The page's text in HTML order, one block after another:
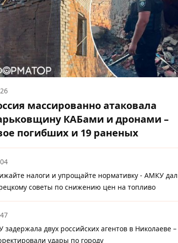
массированно атаковала
КАБами и дронами –
погибших и 19 раненых
налоги и упрощайте нормативку - АМКУ дал
советы по снижению цен на топливо
задержала двух российских агентов в Николаеве –
удары по городу